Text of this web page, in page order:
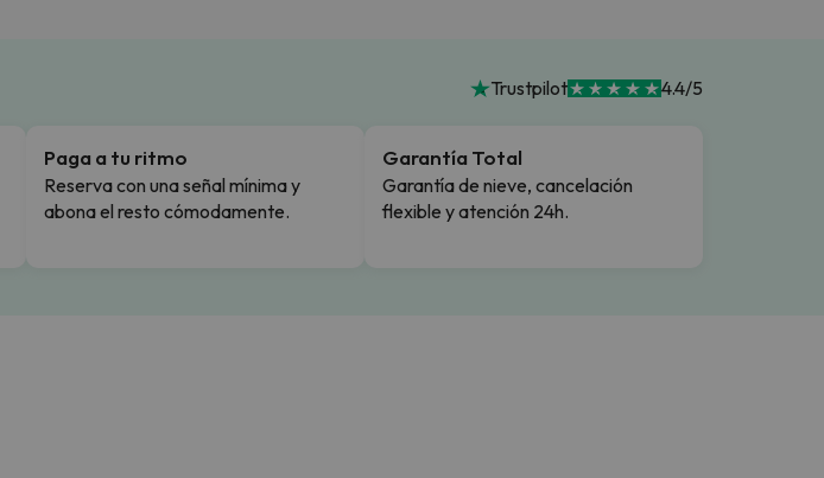
Trustpilot 4.4/5
Paga a tu ritmo
Reserva con una señal mínima y
abona el resto cómodamente.
Garantía Total
Garantía de nieve, cancelación
flexible y atención 24h.